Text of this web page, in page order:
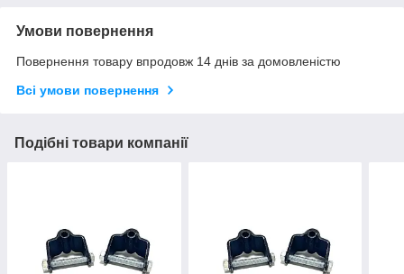
Умови повернення
Повернення товару впродовж 14 днів за домовленістю
Всі умови повернення
Подібні товари компанії